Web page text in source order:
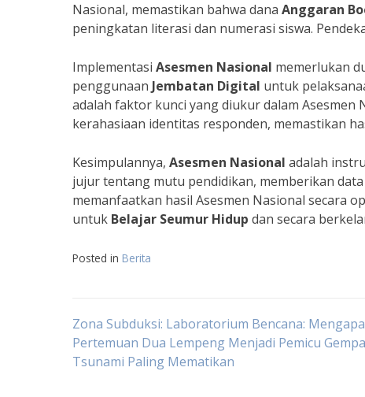
Nasional, memastikan bahwa dana Anggaran
peningkatan literasi dan numerasi siswa.
Implementasi Asesmen Nasional memerlukan
penggunaan Jembatan Digital untuk
adalah faktor kunci yang diukur dalam Asesmen
kerahasiaan identitas responden, memastikan
Kesimpulannya, Asesmen Nasional adalah
jujur tentang mutu pendidikan, memberikan
memanfaatkan hasil Asesmen Nasional secara
untuk Belajar Seumur Hidup dan secara
Posted in Berita
Navigasi
pos
Zona Subduksi: Laboratorium Bencana: Mengapa
Pertemuan Dua Lempeng Menjadi Pemicu
Tsunami Paling Mematikan